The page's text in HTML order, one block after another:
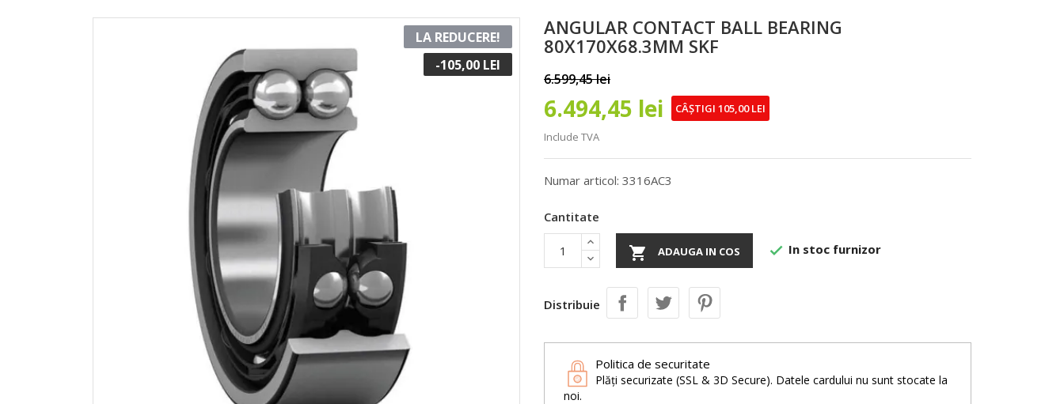
LA REDUCERE!
-105,00 LEI
ANGULAR CONTACT BALL BEARING
80X170X68.3MM SKF
6.599,45 lei
6.494,45 lei
CÂȘTIGI 105,00 LEI
Include TVA
Numar articol: 3316AC3
Cantitate
 ADAUGA IN COS  In stoc furnizor
Distribuie
Politica de securitate
Plăți securizate (SSL & 3D Secure). Datele cardului nu sunt stocate la
noi.